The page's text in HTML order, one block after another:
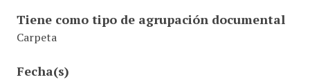
Tiene como tipo de agrupación documental
Carpeta
Fecha(s)